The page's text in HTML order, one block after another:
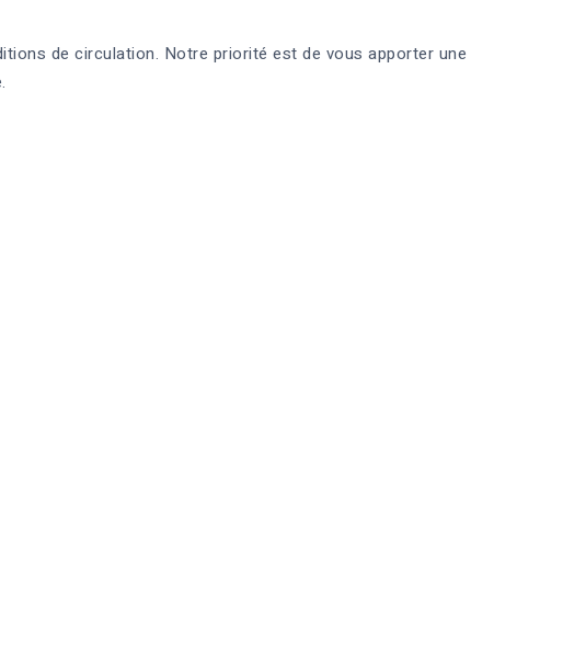
de circulation. Notre priorité est de vous apporter une